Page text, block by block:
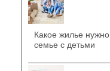
Какое жилье нужно
семье с детьми